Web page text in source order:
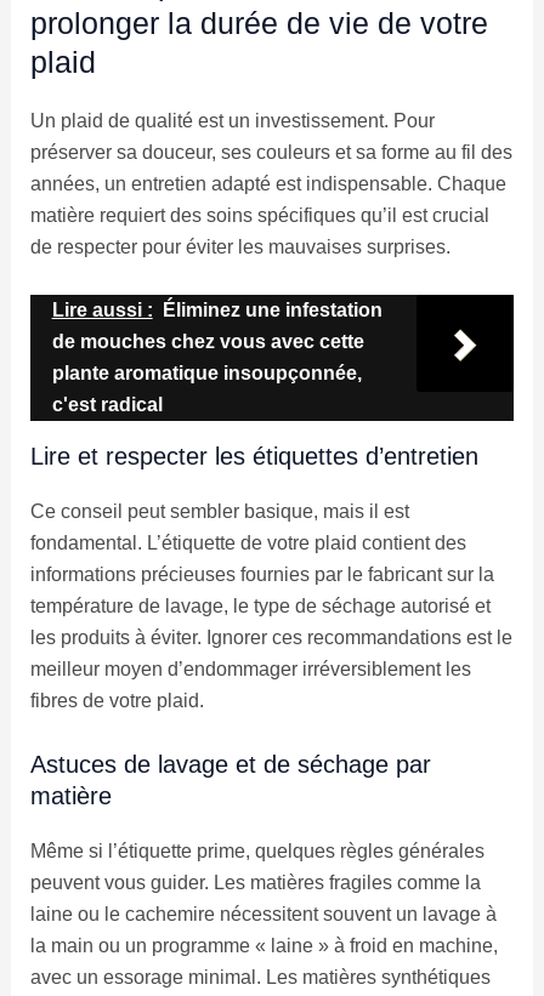
prolonger la durée de vie de votre
plaid
Un plaid de qualité est un investissement. Pour
préserver sa douceur, ses couleurs et sa forme au fil des
années, un entretien adapté est indispensable. Chaque
matière requiert des soins spécifiques qu’il est crucial
de respecter pour éviter les mauvaises surprises.
Lire aussi :
Éliminez une infestation
de mouches chez vous avec cette
plante aromatique insoupçonnée,
c'est radical
Lire et respecter les étiquettes d’entretien
Ce conseil peut sembler basique, mais il est
fondamental. L’étiquette de votre plaid contient des
informations précieuses fournies par le fabricant sur la
température de lavage, le type de séchage autorisé et
les produits à éviter. Ignorer ces recommandations est le
meilleur moyen d’endommager irréversiblement les
fibres de votre plaid.
Astuces de lavage et de séchage par
matière
Même si l’étiquette prime, quelques règles générales
peuvent vous guider. Les matières fragiles comme la
laine ou le cachemire nécessitent souvent un lavage à
la main ou un programme « laine » à froid en machine,
avec un essorage minimal. Les matières synthétiques